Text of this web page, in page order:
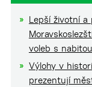
Lepší životní a
voleb s
Výlohy v
prezentují